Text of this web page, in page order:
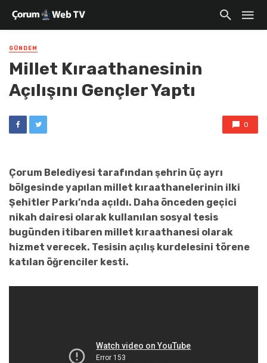
GÜNDEM
Millet Kıraathanesinin
Açılışını Gençler Yaptı
0
Çorum Belediyesi tarafından şehrin üç ayrı
bölgesinde yapılan millet kıraathanelerinin ilki
Şehitler Parkı’nda açıldı. Daha önceden geçici
nikah dairesi olarak kullanılan sosyal tesis
bugünden itibaren millet kıraathanesi olarak
hizmet verecek. Tesisin açılış kurdelesini törene
katılan öğrenciler kesti.